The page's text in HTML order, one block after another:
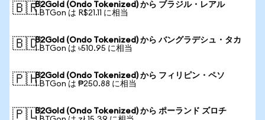
🇧🇷B2Gold (Ondo Tokenized) から ブラジル・レアル
1 BTGon は R$21.11 に相当
🇧🇩B2Gold (Ondo Tokenized) から バングラデシュ・タカ
1 BTGon は ৳510.95 に相当
🇵🇭B2Gold (Ondo Tokenized) から フィリピン・ペソ
1 BTGon は ₱250.88 に相当
🇵🇱B2Gold (Ondo Tokenized) から ポーランド ズロチ